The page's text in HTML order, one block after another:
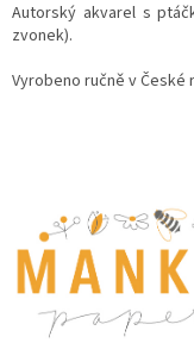
Autorský akvarel s
zvonek).
Vyrobeno ručně v České